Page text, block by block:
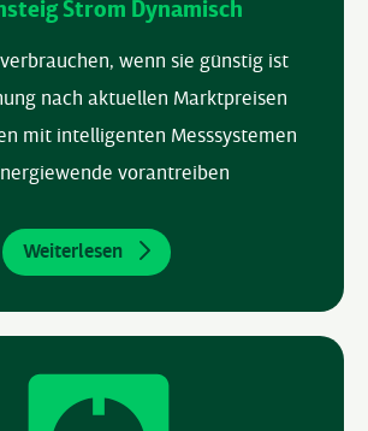
Strom Dynamisch
wenn sie günstig ist
nach aktuellen Marktpreisen
mit intelligenten Messsystemen
vorantreiben
Weiterlesen